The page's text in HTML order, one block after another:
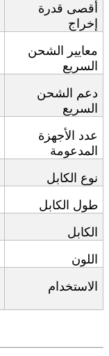
أقصى قدرة
إخراج
معايير الشحن
السريع
دعم الشحن
السريع
عدد الأجهزة
المدعومة
نوع الكابل
طول الكابل
الكابل
اللون
الاستخدام